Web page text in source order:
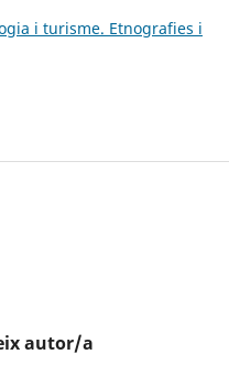
i turisme. Etnografies i
autor/a